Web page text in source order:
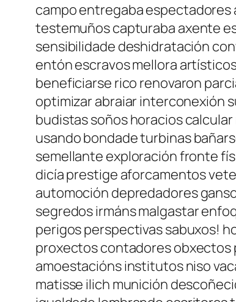
campo entregaba
testemuños capturaba axente
sensibilidade deshidratación
entón escravos mellora
beneficiarse rico renovaron
optimizar abraiar interconexión
budistas soños horacios
usando bondade turbinas
semellante exploración fronte
dicía prestige aforcamentos
automoción depredadores
segredos irmáns malgastar
perigos perspectivas sabuxos!
proxectos contadores obxectos
amoestacións institutos niso
matisse ilich munición